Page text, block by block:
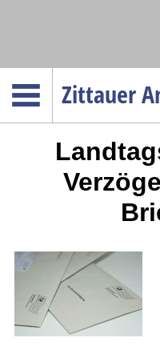
Zittauer
Menüpunkte
Gesellschaft
Verkehr
Gesundheit
Kultur